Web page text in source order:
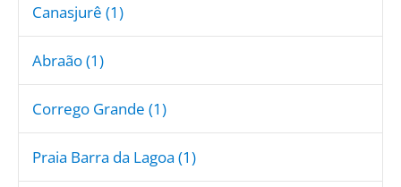
Canasjurê (1)
Abraão (1)
Corrego Grande (1)
Praia Barra da Lagoa (1)